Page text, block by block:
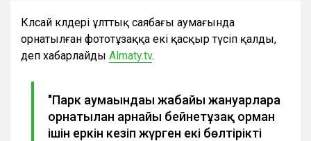
Көлсай көлдері ұлттық саябағы аумағында
орнатылған фототұзаққа екі қасқыр түсіп қалды,
деп хабарлайды Almaty.tv.
"Парк аумағындағы жабайы жануарларға
орнатылған арнайы бейнетұзақ орман
ішін еркін кезіп жүрген екі бөлтірікті